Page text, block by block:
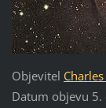
Objevitel
Datum objevu 5.